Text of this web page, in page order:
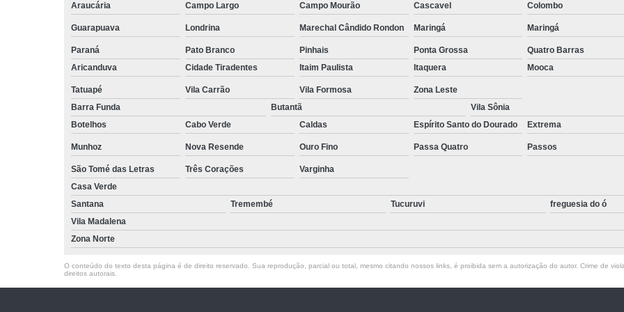
Empresa de
Empresa
Empresa de
Empresa de Terceirização
Empresa Terceirização
Empresa
Empresa de
Empresa de
Empresa de
Empresa de
Empresa
Empresa de
Araucária
Campo Largo Campo Mourão Cascavel Colombo
Guarapuava Londrina Marechal Cândido Rondon Maringá Maringá
Paraná Pato Branco Pinhais Ponta Grossa Quatro Barras
Aricanduva
Cidade Tiradentes Itaim Paulista Itaquera Mooca
Tatuapé Vila Carrão Vila Formosa
Zona Leste
Barra Funda
Butantã Vila Sônia
Botelhos
Cabo Verde Caldas Espírito Santo do Dourado Extrema
Munhoz Nova Resende Ouro Fino Passa Quatro Passos
São Tomé das Letras Três Corações
Varginha
Casa Verde
Santana
Tremembé Tucuruvi freguesia do ó
Vila Madalena
Zona Norte
O conteúdo do texto desta página é de direito reservado. Sua reprodução, parcial ou total, mesmo citando nossos links, é proibida sem a autorização do autor. Crime de
direitos autorais